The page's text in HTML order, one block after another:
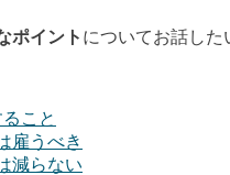
ポイント についてお話した
こと
雇うべき
減らない